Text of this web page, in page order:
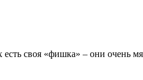
своя «фишка» – они очень